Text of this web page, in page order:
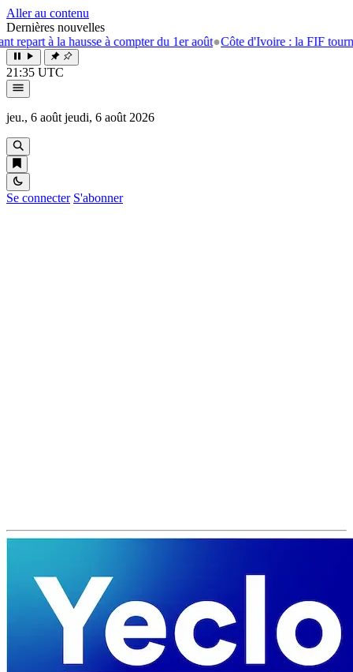
Aller au contenu
Dernières nouvelles
à compter du 1er août●Côte d'Ivoire : la FIF tourne la page
21:35 UTC
jeu., 6 août jeudi, 6 août 2026
Se connecter S'abonner